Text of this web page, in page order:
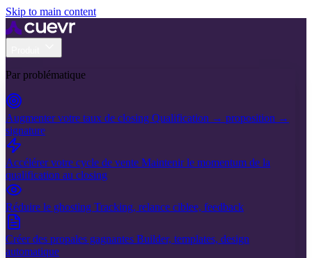
Skip to main content
Par problématique
Augmenter votre taux de closing Qualification → proposition →
signature
Accélérer votre cycle de vente Maintenir le momentum de la
qualification au closing
Réduire le ghosting Tracking, relance ciblee, feedback
Créer des propales gagnantes Builder, templates, design
automatique